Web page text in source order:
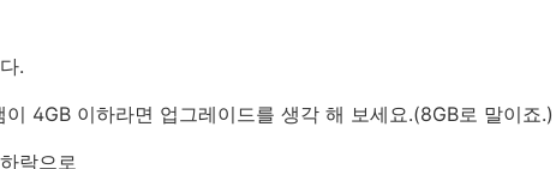
.
4GB 이하라면 업그레이드를 생각 해 보세요.(8GB로 말이죠.)
락으로